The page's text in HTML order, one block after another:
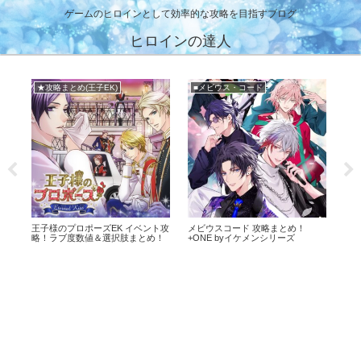
ゲームのヒロインとして効率的な攻略を目指すブログ
ヒロインの達人
略まとめ(王子EK)
のプロポーズEK イベント攻
ブ度数値＆選択肢まとめ！
■メビウス・コード
メビウスコード 攻略まとめ！
+ONE byイケメンシリーズ
メインまとめ
イケメン王子